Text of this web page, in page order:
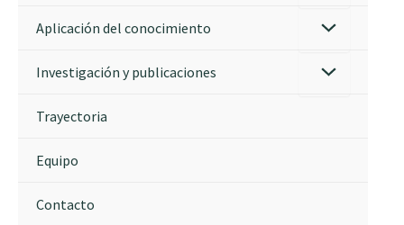
Aplicación del conocimiento
Investigación y publicaciones
Trayectoria
Equipo
Contacto